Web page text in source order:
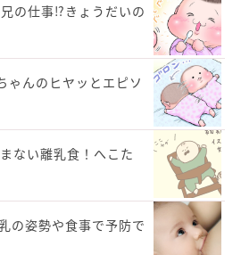
の仕事⁉︎きょうだいの
ゃんのヒヤッとエピソ
ない離乳食！へこた
の姿勢や食事で予防で